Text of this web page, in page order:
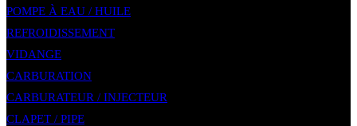
POMPE À EAU / HUILE
REFROIDISSEMENT
VIDANGE
CARBURATION
CARBURATEUR / INJECTEUR
CLAPET / PIPE